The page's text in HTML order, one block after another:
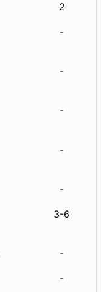
2
-
-
-
-
-
3-6
-
-